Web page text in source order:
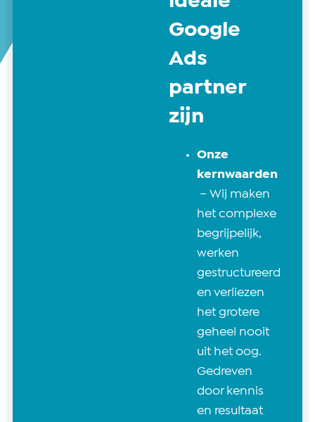
Google
Ads
partner
zijn
Onze
kernwaarden
– Wij maken
het complexe
begrijpelijk,
werken
gestructureerd
en verliezen
het grotere
geheel nooit
uit het oog.
Gedreven
door kennis
en resultaat